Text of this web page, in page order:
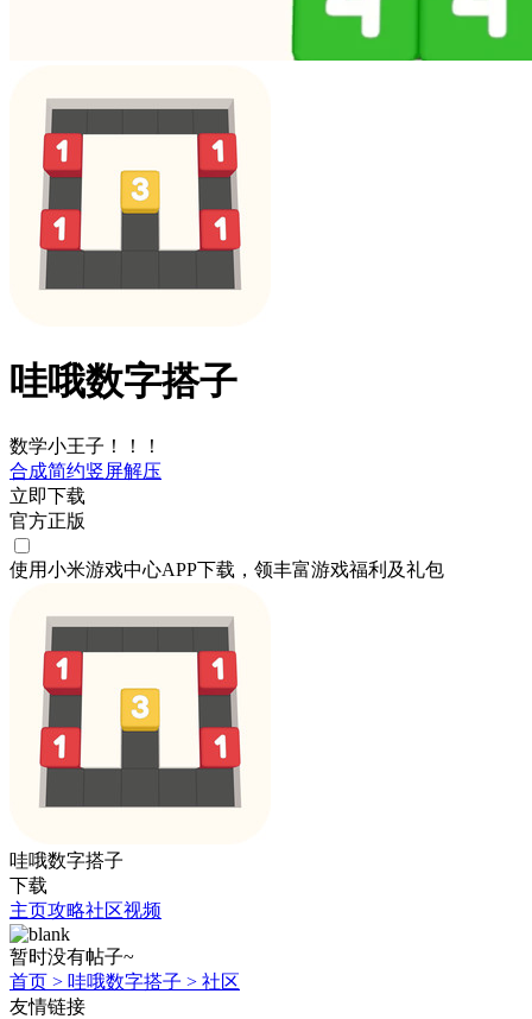
哇哦数字搭子
数学小王子！！！
合成简约竖屏解压
立即下载
官方正版
使用小米游戏中心APP下载 ，领丰富游戏福利 及礼包
哇哦数字搭子
下载
主页攻略社区视频
暂时没有帖子~
首页 > 哇哦数字搭子 > 社区
友情链接